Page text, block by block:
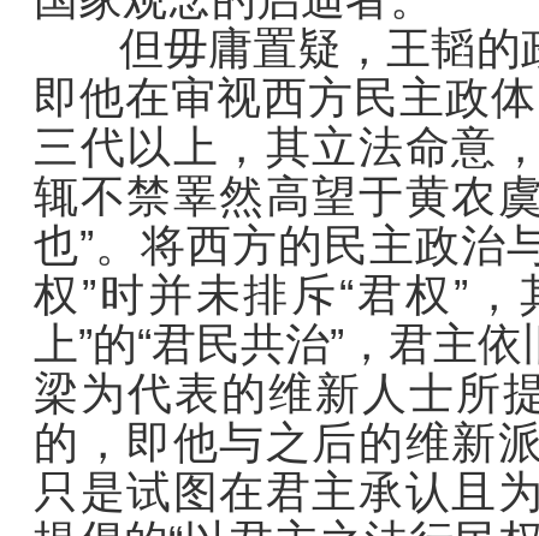
但毋庸置疑，王韬的
即他在审视西方民主政
三代以上，其立法命意
辄不禁睪然高望于黄农
也”。将西方的民主政治
权”时并未排斥“君权”
上”的“君民共治”，君主
梁为代表的维新人士所
的，即他与之后的维新
只是试图在君主承认且